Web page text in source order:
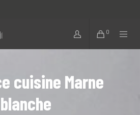
0
cuisine Marne
blanche